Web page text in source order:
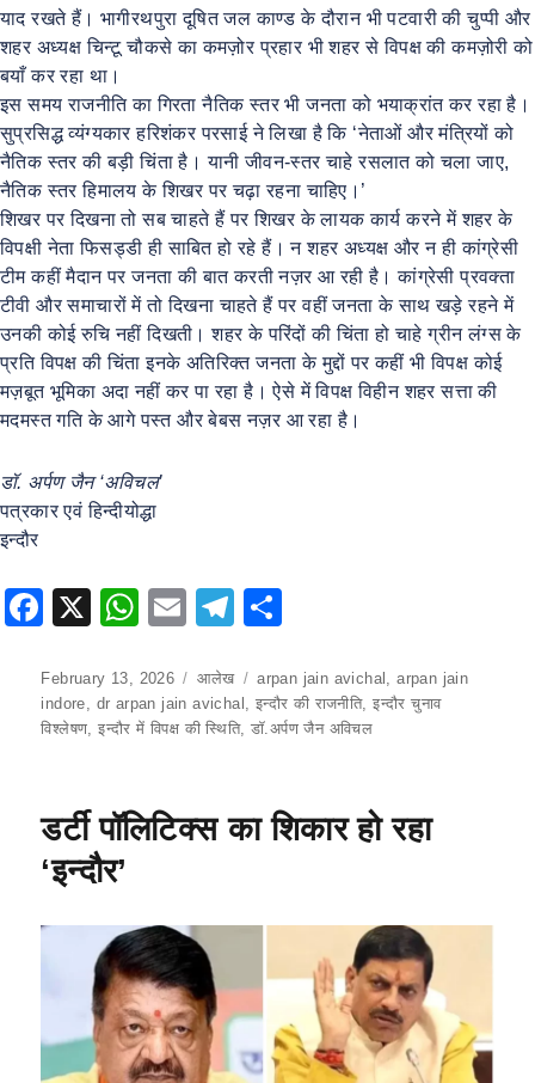
याद रखते हैं। भागीरथपुरा दूषित जल काण्ड के दौरान भी पटवारी की चुप्पी और
शहर अध्यक्ष चिन्टू चौकसे का कमज़ोर प्रहार भी शहर से विपक्ष की कमज़ोरी को
बयाँ कर रहा था।
इस समय राजनीति का गिरता नैतिक स्तर भी जनता को भयाक्रांत कर रहा है।
सुप्रसिद्ध व्यंग्यकार हरिशंकर परसाई ने लिखा है कि ‘नेताओं और मंत्रियों को
नैतिक स्तर की बड़ी चिंता है। यानी जीवन-स्तर चाहे रसलात को चला जाए,
नैतिक स्तर हिमालय के शिखर पर चढ़ा रहना चाहिए।’
शिखर पर दिखना तो सब चाहते हैं पर शिखर के लायक कार्य करने में शहर के
विपक्षी नेता फिसड्डी ही साबित हो रहे हैं। न शहर अध्यक्ष और न ही कांग्रेसी
टीम कहीं मैदान पर जनता की बात करती नज़र आ रही है। कांग्रेसी प्रवक्ता
टीवी और समाचारों में तो दिखना चाहते हैं पर वहीं जनता के साथ खड़े रहने में
उनकी कोई रुचि नहीं दिखती। शहर के परिंदों की चिंता हो चाहे ग्रीन लंग्स के
प्रति विपक्ष की चिंता इनके अतिरिक्त जनता के मुद्दों पर कहीं भी विपक्ष कोई
मज़बूत भूमिका अदा नहीं कर पा रहा है। ऐसे में विपक्ष विहीन शहर सत्ता की
मदमस्त गति के आगे पस्त और बेबस नज़र आ रहा है।
डॉ. अर्पण जैन ‘अविचल’
पत्रकार एवं हिन्दीयोद्धा
इन्दौर
F
c
e
o
k
X
W
at
s
p
p
E
ai
l
T
e
gr
ar
e
Posted
on
February 13, 2026 Categories
आलेख Tags
arpan jain avichal ,arpan jain
indore
dr arpan jain avichal इन्दौर की राजनीति,इन्दौर चुनाव
विश्लेषण ,इन्दौर में विपक्ष की स्थिति,डॉ.अर्पण जैन अविचल
डर्टी पॉलिटिक्स का शिकार हो रहा
‘इन्दौर’